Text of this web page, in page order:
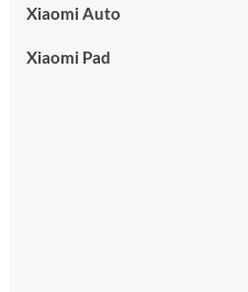
Xiaomi Auto
Xiaomi Pad